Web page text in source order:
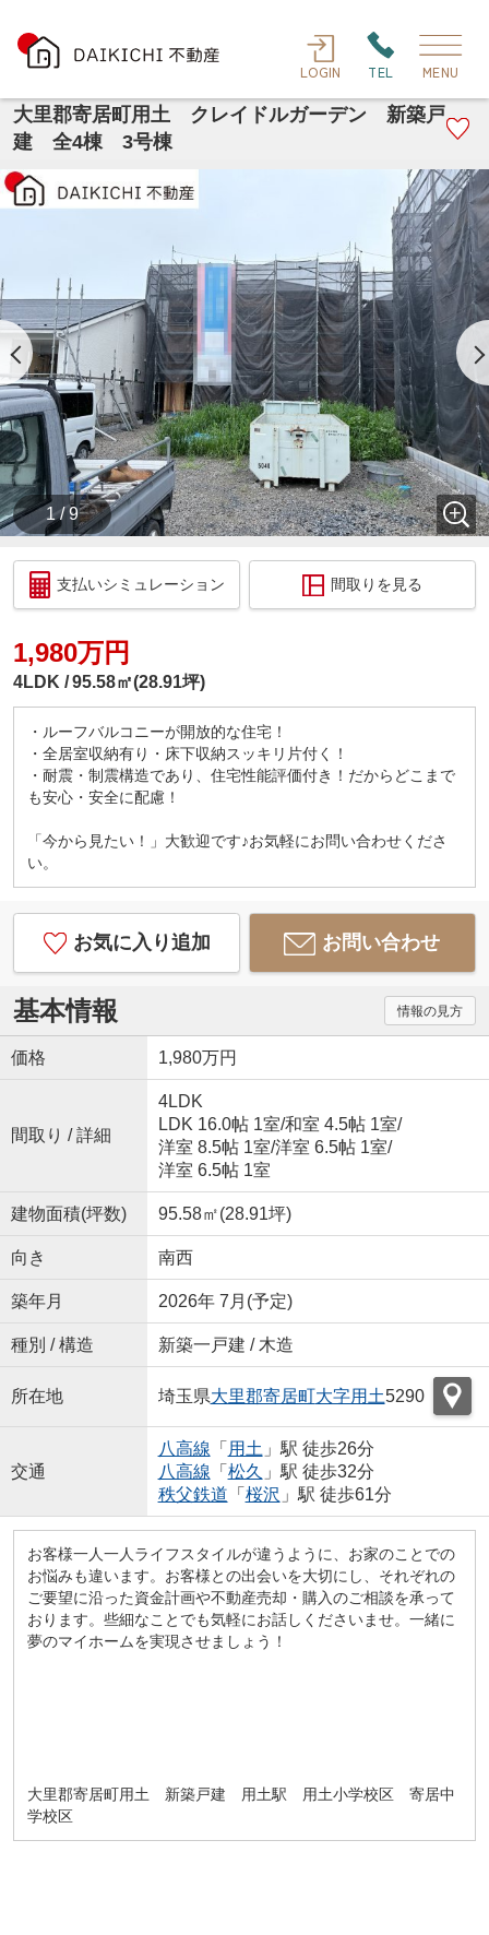
LOGIN TEL MENU
大里郡寄居町用土 クレイドルガーデン 新築戸
建 全4棟 3号棟
1 / 9
支払いシミュレーション 間取りを見る
1,980万円
4LDK 95.58㎡(28.91坪)
・ルーフバルコニーが開放的な住宅！
・全居室収納有り・床下収納スッキリ片付く！
・耐震・制震構造であり、住宅性能評価付き！だからどこまで
も安心・安全に配慮！
「今から見たい！」大歓迎です♪お気軽にお問い合わせくださ
い。
お気に入り追加 お問い合わせ
基本情報 情報の見方
価格 1,980万円
間取り / 詳細
4LDK
LDK 16.0帖 1室/和室 4.5帖 1室/
洋室 8.5帖 1室/洋室 6.5帖 1室/
洋室 6.5帖 1室
建物面積(坪数) 95.58㎡(28.91坪)
向き 南西
築年月 2026年 7月(予定)
種別 / 構造 新築一戸建 / 木造
所在地 埼玉県大里郡寄居町大字用土5290
交通
八高線 「 用土 」駅 徒歩26分
八高線 「 松久 」駅 徒歩32分
秩父鉄道 「 桜沢 」駅 徒歩61分
お客様一人一人ライフスタイルが違うように、お家のことでの
お悩みも違います。お客様との出会いを大切にし、それぞれの
ご要望に沿った資金計画や不動産売却・購入のご相談を承って
おります。些細なことでも気軽にお話しくださいませ。一緒に
夢のマイホームを実現させましょう！
大里郡寄居町用土 新築戸建 用土駅 用土小学校区 寄居中
学校区